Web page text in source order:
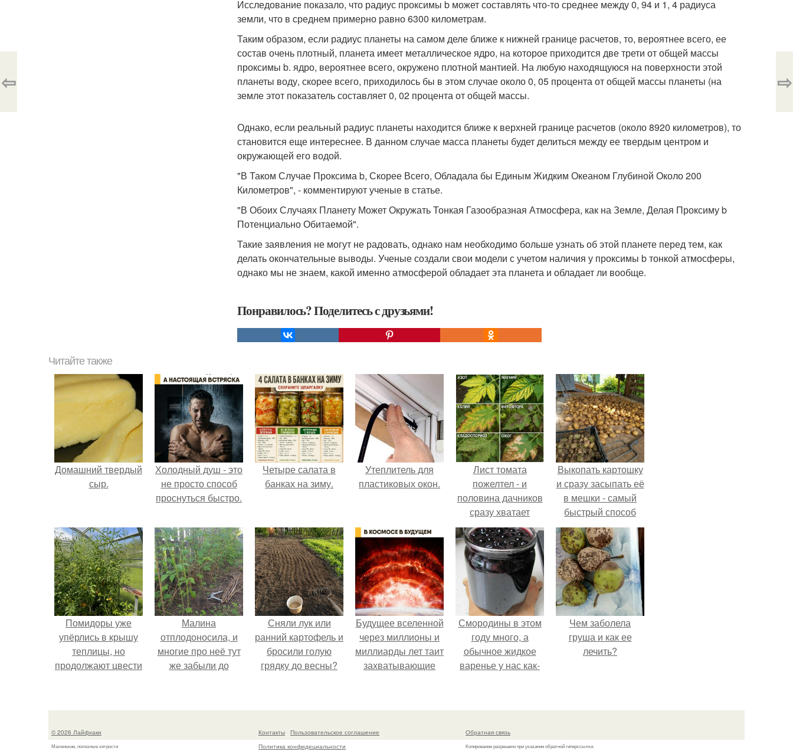
Исследование показало, что радиус проксимы b может составлять что-то среднее между 0, 94 и 1, 4 радиуса
земли, что в среднем примерно равно 6300 километрам.
Таким образом, если радиус планеты на самом деле ближе к нижней границе расчетов, то, вероятнее всего, ее
состав очень плотный, планета имеет металлическое ядро, на которое приходится две трети от общей массы
проксимы b. ядро, вероятнее всего, окружено плотной мантией. На любую находящуюся на поверхности этой
планеты воду, скорее всего, приходилось бы в этом случае около 0, 05 процента от общей массы планеты (на
земле этот показатель составляет 0, 02 процента от общей массы.
Однако, если реальный радиус планеты находится ближе к верхней границе расчетов (около 8920 километров), то
становится еще интереснее. В данном случае масса планеты будет делиться между ее твердым центром и
окружающей его водой.
"В Таком Случае Проксима b, Скорее Всего, Обладала бы Единым Жидким Океаном Глубиной Около 200
Километров", - комментируют ученые в статье.
"В Обоих Случаях Планету Может Окружать Тонкая Газообразная Атмосфера, как на Земле, Делая Проксиму b
Потенциально Обитаемой".
Такие заявления не могут не радовать, однако нам необходимо больше узнать об этой планете перед тем, как
делать окончательные выводы. Ученые создали свои модели с учетом наличия у проксимы b тонкой атмосферы,
однако мы не знаем, какой именно атмосферой обладает эта планета и обладает ли вообще.
Понравилось? Поделитесь с друзьями!
⇦ ⇨
Читайте также
Домашний твердый
сыр.
Холодный душ - это
не просто способ
проснуться быстро.
Четыре салата в
банках на зиму.
Утеплитель для
пластиковых окон.
Лист томата
пожелтел - и
половина дачников
сразу хватает
удобрение.
Выкопать картошку
и сразу засыпать её
в мешки - самый
быстрый способ
спрятать вместе с
урожаем гниль,
порезы и больные
клубни.
Помидоры уже
упёрлись в крышу
теплицы, но
продолжают цвести
Малина
отплодоносила, и
многие про неё тут
же забыли до
Сняли лук или
ранний картофель и
бросили голую
грядку до весны?
Будущее вселенной
через миллионы и
миллиарды лет таит
захватывающие
Смородины в этом
году много, а
обычное жидкое
варенье у нас как-
Чем заболела
груша и как ее
лечить?
© 2026 Лайфхаки
Маленькие, полезные хитрости
Контакты
Пользовательское соглашение
Политика конфидециальности
Обратная связь
Копирование разрешено при указании обратной гиперссылки.